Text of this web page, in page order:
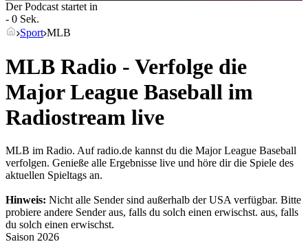
Der Podcast startet in
- 0 Sek.
Sport MLB
MLB Radio - Verfolge die
Major League Baseball im
Radiostream live
MLB im Radio. Auf radio.de kannst du die Major League Baseball
verfolgen. Genieße alle Ergebnisse live und höre dir die Spiele des
aktuellen Spieltags an.
Hinweis: Nicht alle Sender sind außerhalb der USA verfügbar. Bitte
probiere andere Sender aus, falls du solch einen erwischst. aus, falls
du solch einen erwischst.
Saison 2026